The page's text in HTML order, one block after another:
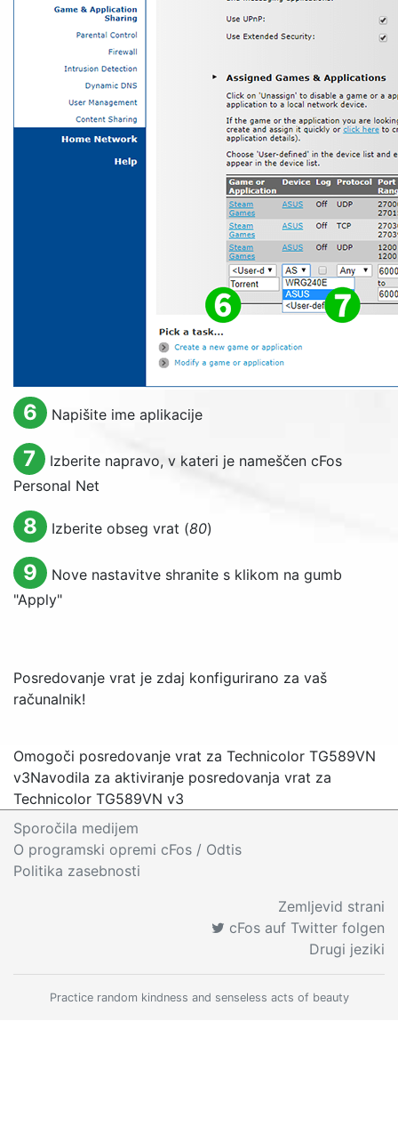
6 Napišite ime aplikacije
7
Izberite napravo, v kateri je nameščen cFos
Personal Net
8 Izberite obseg vrat (80)
9
Nove nastavitve shranite s klikom na gumb
"Apply"
Posredovanje vrat je zdaj konfigurirano za vaš
računalnik!
Omogoči posredovanje vrat za Technicolor TG589VN
v3Navodila za aktiviranje posredovanja vrat za
Technicolor TG589VN v3
Sporočila medijem
O programski opremi cFos / Odtis
Politika zasebnosti
Zemljevid strani
cFos auf Twitter folgen
Drugi jeziki
Practice random kindness and senseless acts of beauty